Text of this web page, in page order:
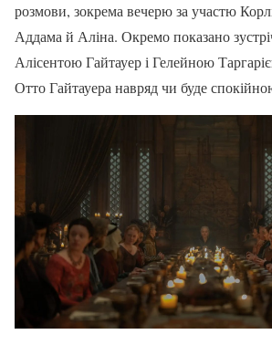
розмови, зокрема вечерю за участю
Аддама й Аліна. Окремо показано
Алісентою Гайтауер і Гелейною
Отто Гайтауера навряд чи буде